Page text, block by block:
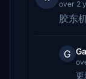
over 2
胶东
G
更